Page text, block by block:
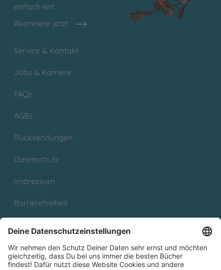
einfach ein!
Abonniere jetzt
Service & Kontakt
Jobs & Karriere
FAQs
AGBs
Rücksendungen
Datenschutz
Impressum
Barrierefreiheit
Partnerprogramm (Affiliate)